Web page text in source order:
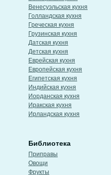
Венесуэльская кухня
Голландская кухня
Греческая кухня
Грузинская кухня
Датская кухня
Детская кухня
Еврейская кухня
Европейская кухня
Египетская кухня
Индийская кухня
Иорданская кухня
Иракская кухня
Ирландская кухня
Библиотека
Приправы
Овощи
Фрукты